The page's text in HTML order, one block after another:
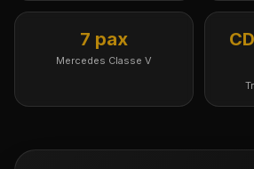
7 pax
Mercedes Classe V